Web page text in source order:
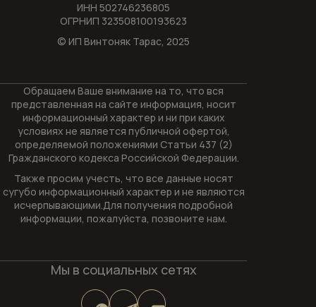
ИНН 502746236805
ОГРНИП 323508100193623
© ИП Винтоняк Тарас, 2025
Обращаем Ваше внимание на то, что вся
представленная на сайте информация, носит
информационный характер и ни при каких
условиях не является публичной офертой,
определяемой положениями Статьи 437 (2)
Гражданского кодекса Российской Федерации.
Также просим учесть, что все данные носят
сугубо информационный характер и не являются
исчерпывающими.Для получения подробной
информации, пожалуйста, позвоните нам.
Мы в социальных сетях